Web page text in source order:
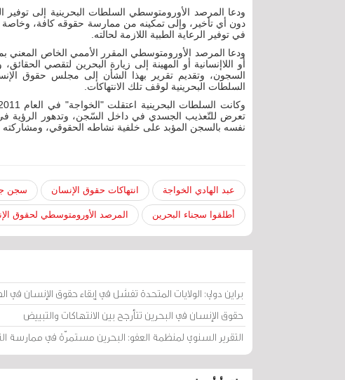
ودعا المرصد الأورومتوسطي السلطات البحرينية إلى
دون أي تأخير، وإلى تمكينه من ممارسة حقوقه كافة، وخاصة
في توفير الرعاية الطبية اللازمة لحالته.
ودعا المرصد الأورومتوسطي المقرر الأممي الخاص المعني
أو اللاإنسانية أو المهينة إلى زيارة البحرين لتقصي
السجون، وتقديم تقرير بهذا الشأن إلى مجلس حقوق
السلطات البحرينية لوقف تلك الانتهاكات.
تعرض للتّعذيب الجسدي في داخل السّجن، وتدهور الرؤية
نفسه بالسجن المؤبد على خلفية نشاطه الحقوقي، ومشاركته
عبد الهادي الخواجة انتهاكات حقوق الإنسان سجن
أطلقوا سجناء البحرين المرصد الأورومتوسطي لحقوق
براين دولي: الولايات المتحدة تفشل في إبقاء حقوق الإنسان في
حقوق الإنسان في البحرين تتأرجح بين الانتهاكات والتبييض
التقرير السنوي لمنظمة العفو: البحرين مستمرّة في ممارسة